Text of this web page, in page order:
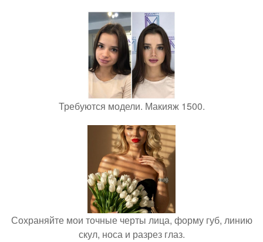
Требуются модели. Макияж 1500.
Сохраняйте мои точные черты лица, форму губ, линию
скул, носа и разрез глаз.